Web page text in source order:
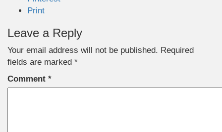
Print
Leave a Reply
Your email address will not be published. Required
fields are marked *
Comment *